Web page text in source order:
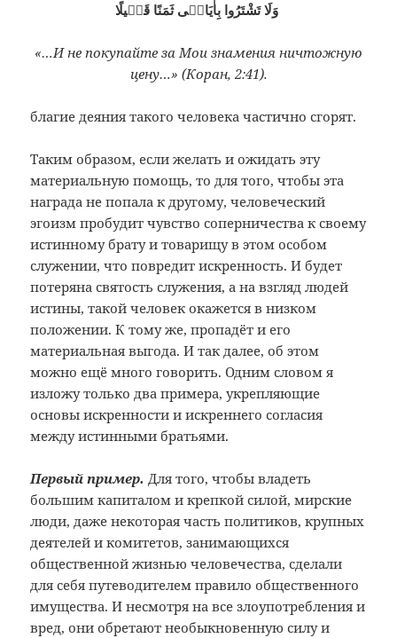
«…И не покупайте за Мои знамения ничтожную
цену…» (Коран, 2:41).
благие деяния такого человека частично сгорят.
Таким образом, если желать и ожидать эту
материальную помощь, то для того, чтобы эта
награда не попала к другому, человеческий
эгоизм пробудит чувство соперничества к своему
истинному брату и товарищу в этом особом
служении, что повредит искренность. И будет
потеряна святость служения, а на взгляд людей
истины, такой человек окажется в низком
положении. К тому же, пропадёт и его
материальная выгода. И так далее, об этом
можно ещё много говорить. Одним словом я
изложу только два примера, укрепляющие
основы искренности и искреннего согласия
между истинными братьями.
Первый пример.Для того, чтобы владеть
большим капиталом и крепкой силой, мирские
люди, даже некоторая часть политиков, крупных
деятелей и комитетов, занимающихся
общественной жизнью человечества, сделали
для себя путеводителем правило общественного
имущества. И несмотря на все злоупотребления и
вред, они обретают необыкновенную силу и